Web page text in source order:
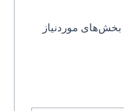
بخش‌های موردنیاز